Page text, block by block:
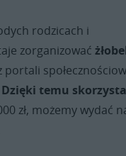
rodzicach i
zorganizować
Dzięki temu
zł, możemy wydać